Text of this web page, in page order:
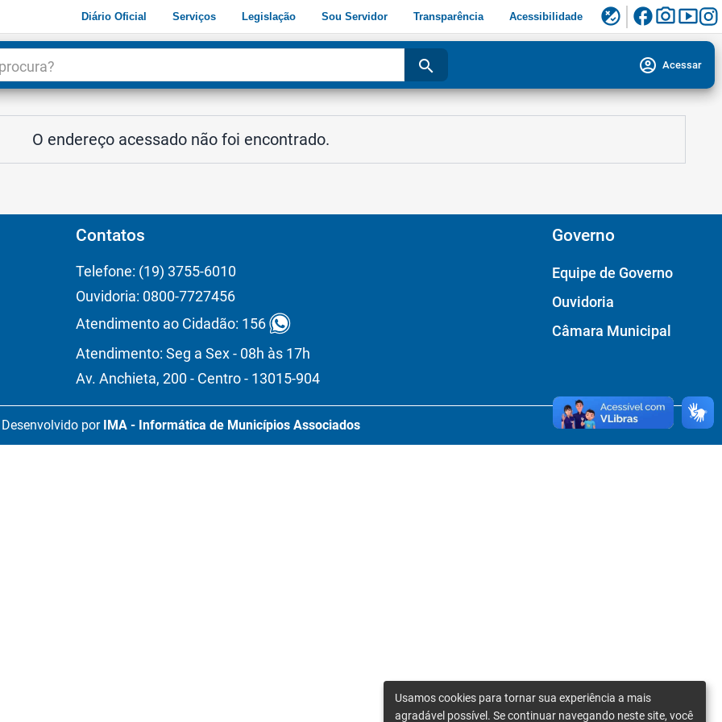
Diário Oficial Serviços Legislação Sou Servidor Transparência Acessibilidade flaky facebookphoto_camerasmart_display
search account_circle Acessar
O endereço acessado não foi encontrado.
Contatos
Telefone: (19) 3755-6010
Ouvidoria: 0800-7727456
Atendimento ao Cidadão: 156
Atendimento: Seg a Sex - 08h às 17h
Av. Anchieta, 200 - Centro - 13015-904
Governo
Equipe de Governo
Ouvidoria
Câmara Municipal
Desenvolvido por IMA - Informática de Municípios Associados
Usamos cookies para tornar sua experiência a mais
agradável possível. Se continuar navegando neste site, você